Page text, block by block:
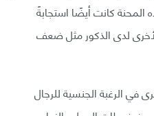
المحنة كانت أيضًا استجابةً
لدى الذكور مثل ضعف
في الرغبة الجنسية للرجال